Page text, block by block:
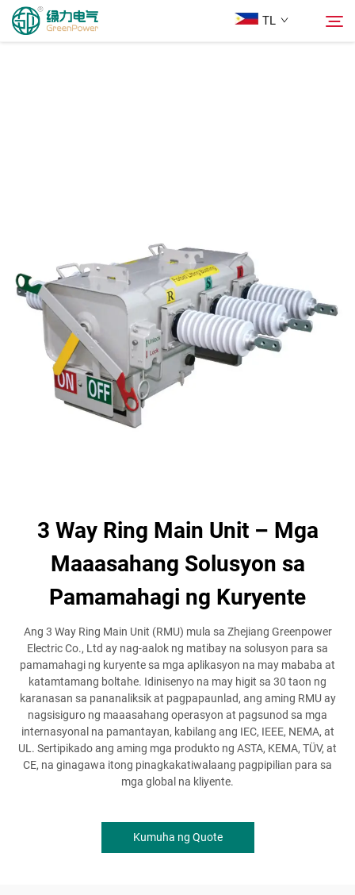
TL
Ilagay
Makipag-ugnayan sa Amin
3 Way Ring Main Unit – Mga
Maaasahang Solusyon sa
Pamamahagi ng Kuryente
Ang 3 Way Ring Main Unit (RMU) mula sa Zhejiang Greenpower
Electric Co., Ltd ay nag-aalok ng matibay na solusyon para sa
pamamahagi ng kuryente sa mga aplikasyon na may mababa at
katamtamang boltahe. Idinisenyo na may higit sa 30 taon ng
karanasan sa pananaliksik at pagpapaunlad, ang aming RMU ay
nagsisiguro ng maaasahang operasyon at pagsunod sa mga
internasyonal na pamantayan, kabilang ang IEC, IEEE, NEMA, at
UL. Sertipikado ang aming mga produkto ng ASTA, KEMA, TÜV, at
CE, na ginagawa itong pinagkakatiwalaang pagpipilian para sa
mga global na kliyente.
Kumuha ng Quote